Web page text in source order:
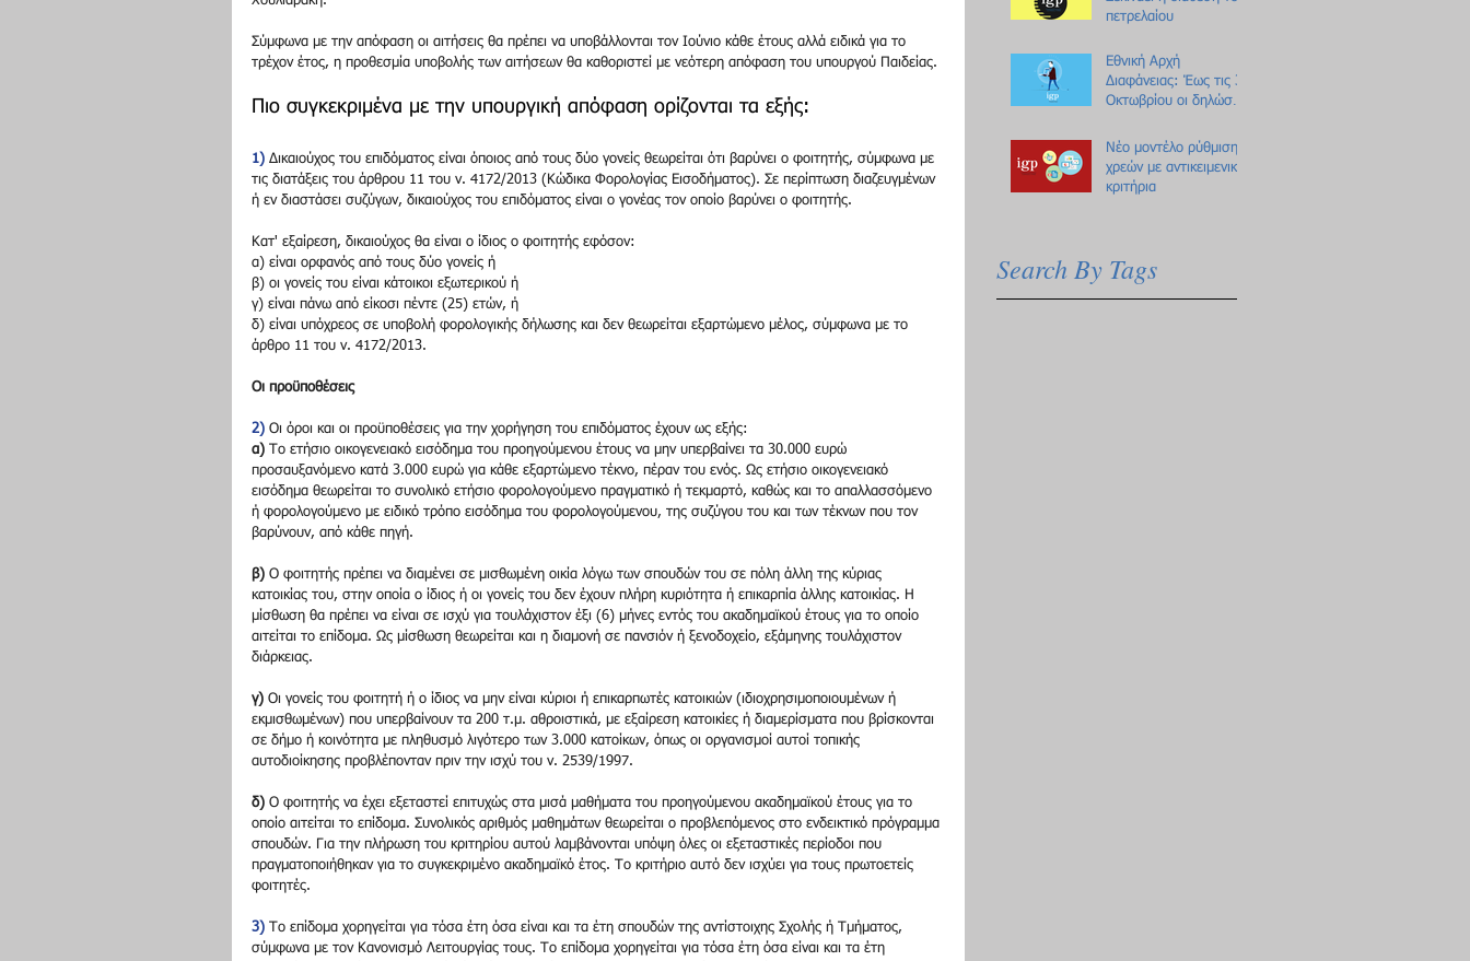
Σύμφωνα με την απόφαση οι αιτήσεις θα πρέπει να υποβάλλονται τον Ιούνιο κάθε έτους αλλά ειδικά για το
τρέχον έτος, η προθεσμία υποβολής των αιτήσεων θα καθοριστεί με νεότερη απόφαση του υπουργού Παιδείας.
Πιο συγκεκριμένα με την υπουργική απόφαση ορίζονται τα εξής:
1) Δικαιούχος του επιδόματος είναι όποιος από τους δύο γονείς θεωρείται ότι βαρύνει ο φοιτητής, σύμφωνα με
τις διατάξεις του άρθρου 11 του ν. 4172/2013 (Κώδικα Φορολογίας Εισοδήματος). Σε περίπτωση διαζευγμένων
ή εν διαστάσει συζύγων, δικαιούχος του επιδόματος είναι ο γονέας τον οποίο βαρύνει ο φοιτητής.
Κατ' εξαίρεση, δικαιούχος θα είναι ο ίδιος ο φοιτητής εφόσον:
α) είναι ορφανός από τους δύο γονείς ή
β) οι γονείς του είναι κάτοικοι εξωτερικού ή
γ) είναι πάνω από είκοσι πέντε (25) ετών, ή
δ) είναι υπόχρεος σε υποβολή φορολογικής δήλωσης και δεν θεωρείται εξαρτώμενο μέλος, σύμφωνα με το
άρθρο 11 του ν. 4172/2013.
Οι προϋποθέσεις
2) Οι όροι και οι προϋποθέσεις για την χορήγηση του επιδόματος έχουν ως εξής:
α) Το ετήσιο οικογενειακό εισόδημα του προηγούμενου έτους να μην υπερβαίνει τα 30.000 ευρώ
προσαυξανόμενο κατά 3.000 ευρώ για κάθε εξαρτώμενο τέκνο, πέραν του ενός. Ως ετήσιο οικογενειακό
εισόδημα θεωρείται το συνολικό ετήσιο φορολογούμενο πραγματικό ή τεκμαρτό, καθώς και το απαλλασσόμενο
ή φορολογούμενο με ειδικό τρόπο εισόδημα του φορολογούμενου, της συζύγου του και των τέκνων που τον
βαρύνουν, από κάθε πηγή.
β) Ο φοιτητής πρέπει να διαμένει σε μισθωμένη οικία λόγω των σπουδών του σε πόλη άλλη της κύριας
κατοικίας του, στην οποία ο ίδιος ή οι γονείς του δεν έχουν πλήρη κυριότητα ή επικαρπία άλλης κατοικίας. Η
μίσθωση θα πρέπει να είναι σε ισχύ για τουλάχιστον έξι (6) μήνες εντός του ακαδημαϊκού έτους για το οποίο
αιτείται το επίδομα. Ως μίσθωση θεωρείται και η διαμονή σε πανσιόν ή ξενοδοχείο, εξάμηνης τουλάχιστον
διάρκειας.
γ) Οι γονείς του φοιτητή ή ο ίδιος να μην είναι κύριοι ή επικαρπωτές κατοικιών (ιδιοχρησιμοποιουμένων ή
εκμισθωμένων) που υπερβαίνουν τα 200 τ.μ. αθροιστικά, με εξαίρεση κατοικίες ή διαμερίσματα που βρίσκονται
σε δήμο ή κοινότητα με πληθυσμό λιγότερο των 3.000 κατοίκων, όπως οι οργανισμοί αυτοί τοπικής
αυτοδιοίκησης προβλέπονταν πριν την ισχύ του ν. 2539/1997.
δ) Ο φοιτητής να έχει εξεταστεί επιτυχώς στα μισά μαθήματα του προηγούμενου ακαδημαϊκού έτους για το
οποίο αιτείται το επίδομα. Συνολικός αριθμός μαθημάτων θεωρείται ο προβλεπόμενος στο ενδεικτικό πρόγραμμα
σπουδών. Για την πλήρωση του κριτηρίου αυτού λαμβάνονται υπόψη όλες οι εξεταστικές περίοδοι που
πραγματοποιήθηκαν για το συγκεκριμένο ακαδημαϊκό έτος. Το κριτήριο αυτό δεν ισχύει για τους πρωτοετείς
φοιτητές.
3) Το επίδομα χορηγείται για τόσα έτη όσα είναι και τα έτη σπουδών της αντίστοιχης Σχολής ή Τμήματος,
σύμφωνα με τον Κανονισμό Λειτουργίας τους. Το επίδομα χορηγείται για τόσα έτη όσα είναι και τα έτη
πετρελαίου
Εθνική Αρχή
Διαφάνειας: Έως τις 31
Οκτωβρίου οι δηλώσεις
Νέο μοντέλο ρύθμισης
χρεών με αντικειμενικά
κριτήρια
Search By Tags